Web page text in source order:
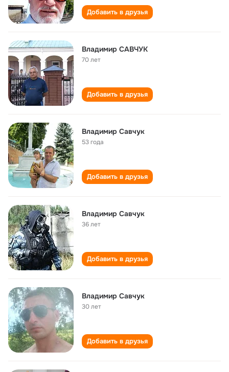
Добавить в друзья
Владимир САВЧУК
70 лет
Добавить в друзья
Владимир Савчук
53 года
Добавить в друзья
Владимир Савчук
36 лет
Добавить в друзья
Владимир Савчук
30 лет
Добавить в друзья